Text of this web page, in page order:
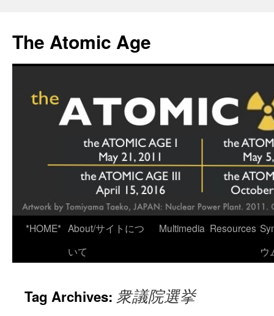
content
The Atomic Age
*HOME* About/サイトにつ
いて
Multimedia Resources
ウ
Tag Archives: 衆議院選挙